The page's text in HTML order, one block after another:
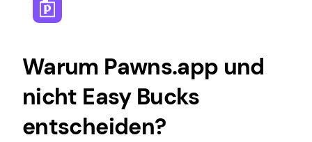
Warum Pawns.app und
nicht Easy Bucks
entscheiden?